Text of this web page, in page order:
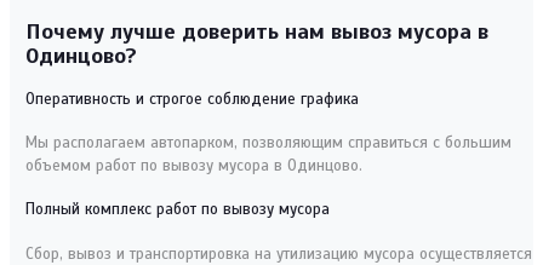
Почему лучше доверить нам вывоз мусора в
Одинцово?
Оперативность и строгое соблюдение графика
Мы располагаем автопарком, позволяющим справиться с большим
объемом работ по вывозу мусора в Одинцово.
Полный комплекс работ по вывозу мусора
Сбор, вывоз и транспортировка на утилизацию мусора осуществляется